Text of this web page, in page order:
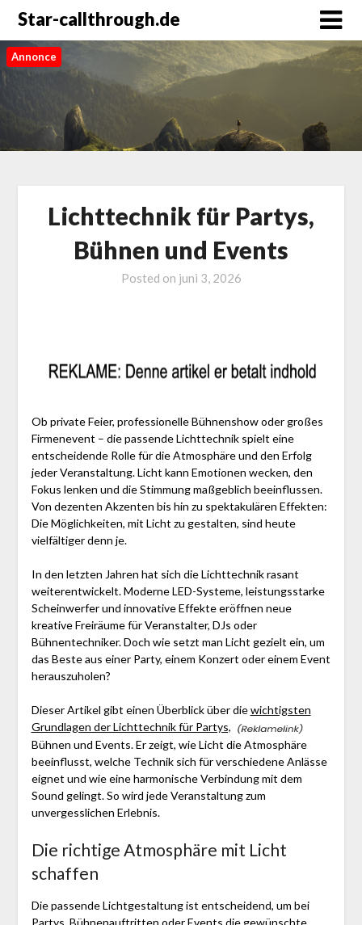
Star-callthrough.de
Annonce
Lichttechnik für Partys,
Bühnen und Events
Posted on juni 3, 2026
Ob private Feier, professionelle Bühnenshow oder großes
Firmenevent – die passende Lichttechnik spielt eine
entscheidende Rolle für die Atmosphäre und den Erfolg
jeder Veranstaltung. Licht kann Emotionen wecken, den
Fokus lenken und die Stimmung maßgeblich beeinflussen.
Von dezenten Akzenten bis hin zu spektakulären Effekten:
Die Möglichkeiten, mit Licht zu gestalten, sind heute
vielfältiger denn je.
In den letzten Jahren hat sich die Lichttechnik rasant
weiterentwickelt. Moderne LED-Systeme, leistungsstarke
Scheinwerfer und innovative Effekte eröffnen neue
kreative Freiräume für Veranstalter, DJs oder
Bühnentechniker. Doch wie setzt man Licht gezielt ein, um
das Beste aus einer Party, einem Konzert oder einem Event
herauszuholen?
Dieser Artikel gibt einen Überblick über diewichtigsten
Grundlagen der Lichttechnik für Partys,
Bühnen und Events. Er zeigt, wie Licht die Atmosphäre
beeinflusst, welche Technik sich für verschiedene Anlässe
eignet und wie eine harmonische Verbindung mit dem
Sound gelingt. So wird jede Veranstaltung zum
unvergesslichen Erlebnis.
Die richtige Atmosphäre mit Licht
schaffen
Die passende Lichtgestaltung ist entscheidend, um bei
Partys, Bühnenauftritten oder Events die gewünschte